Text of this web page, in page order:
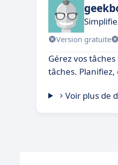
Version gratuite
Gérez vos
tâches.
Voir plus de